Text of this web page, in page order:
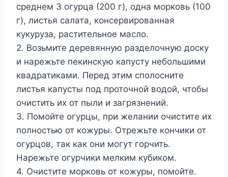
среднем 3 огурца (200 г), одна морковь (100
г), листья салата, консервированная
кукуруза, растительное масло.
2. Возьмите деревянную разделочную доску
и нарежьте пекинскую капусту небольшими
квадратиками. Перед этим сполосните
листья капусты под проточной водой, чтобы
очистить их от пыли и загрязнений.
3. Помойте огурцы, при желании очистите их
полностью от кожуры. Отрежьте кончики от
огурцов, так как они могут горчить.
Нарежьте огурчики мелким кубиком.
4. Очистите морковь от кожуры, помойте.